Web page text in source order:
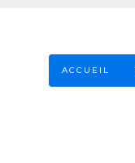
ACCUEIL